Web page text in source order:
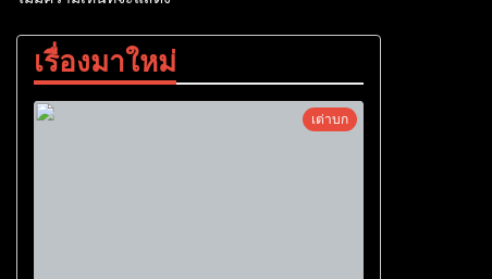
เรื่องมาใหม่
เต่าบก